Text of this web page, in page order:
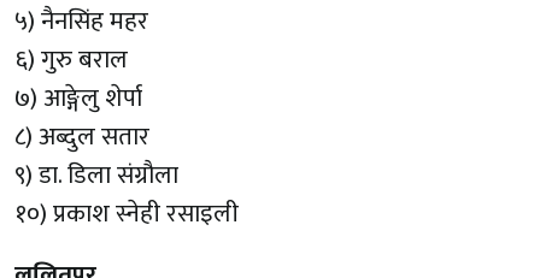
५) नैनसिंह महर
६) गुरु बराल
७) आङ्गेलु शेर्पा
८) अब्दुल सतार
९) डा. डिला संग्रौला
१०) प्रकाश स्नेही रसाइली